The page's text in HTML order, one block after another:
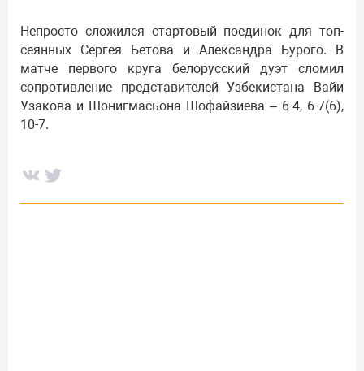
Непросто сложился стартовый поединок для топ-
сеянных Сергея Бетова и Александра Бурого. В
матче первого круга белорусский дуэт сломил
сопротивление представителей Узбекистана Вайи
Узакова и Шонигмасьона Шофайзиева – 6-4, 6-7(6),
10-7.